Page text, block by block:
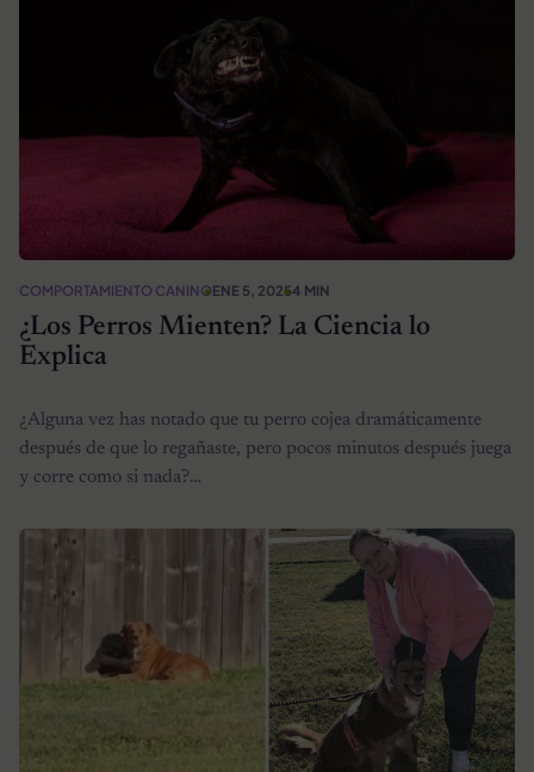
COMPORTAMIENTO CANINOENE 5, 20254 MIN
¿Los Perros Mienten? La Ciencia lo
Explica
¿Alguna vez has notado que tu perro cojea dramáticamente
después de que lo regañaste, pero pocos minutos después juega
y corre como si nada?…